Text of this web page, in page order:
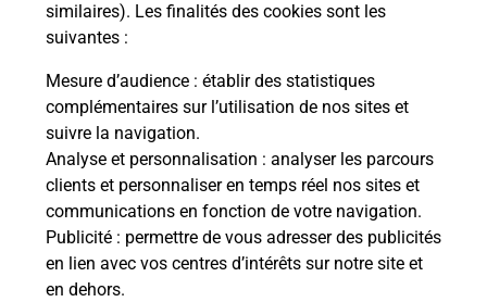
similaires). Les finalités des cookies sont les
suivantes :
Mesure d’audience : établir des statistiques
complémentaires sur l’utilisation de nos sites et
suivre la navigation.
Analyse et personnalisation : analyser les parcours
clients et personnaliser en temps réel nos sites et
communications en fonction de votre navigation.
Publicité : permettre de vous adresser des publicités
en lien avec vos centres d’intérêts sur notre site et
en dehors.
Comment demander une
modification de livraison ?
Comment La Poste participe-t-elle
à votre sécurité au quotidien ?
Puis-je passer mon code de la route
avec La Poste et sous quelles
conditions ?